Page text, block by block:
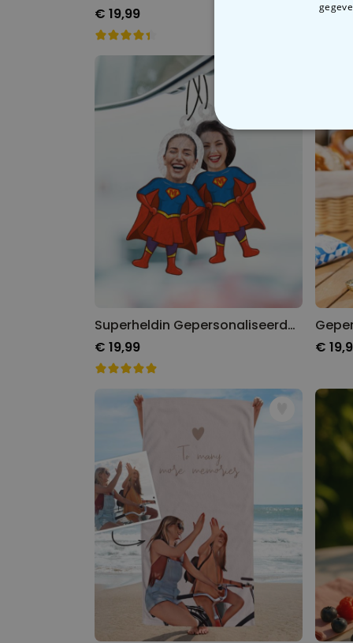
€ 19,99
€
Superheldin Gepersonaliseerde Geurhanger met Gezicht set van 2
€ 19,99
€